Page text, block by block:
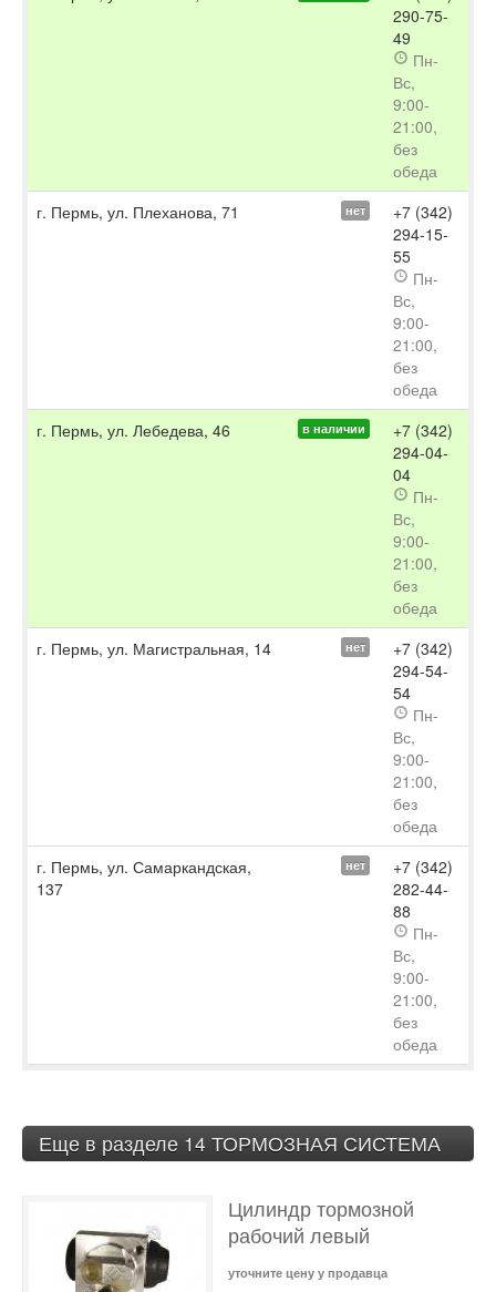
290-75-
49
Пн-
Вс,
9:00-
21:00,
без
обеда
г. Пермь, ул. Плеханова, 71
нет
+7 (342)
294-15-
55
Пн-
Вс,
9:00-
21:00,
без
обеда
г. Пермь, ул. Лебедева, 46
в наличии
+7 (342)
294-04-
04
Пн-
Вс,
9:00-
21:00,
без
обеда
г. Пермь, ул. Магистральная, 14
нет
+7 (342)
294-54-
54
Пн-
Вс,
9:00-
21:00,
без
обеда
г. Пермь, ул. Самаркандская,
137
нет
+7 (342)
282-44-
88
Пн-
Вс,
9:00-
21:00,
без
обеда
Еще в разделе 14 ТОРМОЗНАЯ СИСТЕМА
Цилиндр тормозной
рабочий левый
уточните цену у продавца